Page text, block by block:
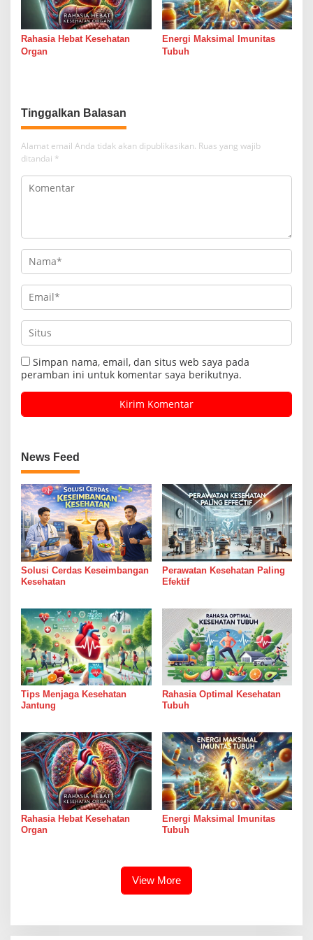
Rahasia Hebat Kesehatan
Organ
Energi Maksimal Imunitas
Tubuh
Tinggalkan Balasan
Alamat email Anda tidak akan dipublikasikan. Ruas yang wajib
ditandai *
Simpan nama, email, dan situs web saya pada
peramban ini untuk komentar saya berikutnya.
News Feed
Solusi Cerdas Keseimbangan
Kesehatan
Perawatan Kesehatan Paling
Efektif
Tips Menjaga Kesehatan
Jantung
Rahasia Optimal Kesehatan
Tubuh
Rahasia Hebat Kesehatan
Organ
Energi Maksimal Imunitas
Tubuh
View More